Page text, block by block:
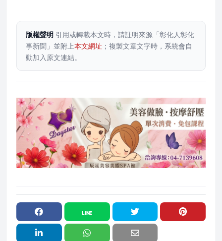
版權聲明 引用或轉載本文時，請註明來源「彰化人彰化
事新聞」並附上本文網址 ；複製文章文字時，系統會自
動加入原文連結。